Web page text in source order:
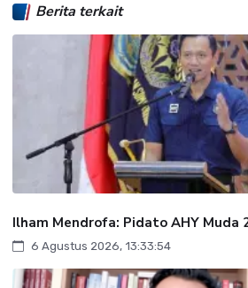
Berita terkait
Ilham Mendrofa: Pidato AHY Muda
6 Agustus 2026, 13:33:54